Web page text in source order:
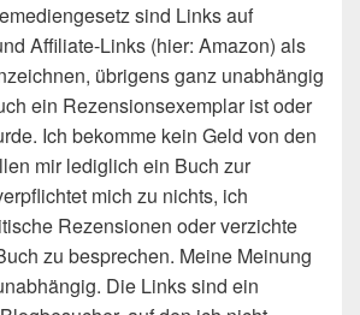
sind Links auf
Affiliate-Links (hier: Amazon) als
übrigens ganz unabhängig
ein Rezensionsexemplar ist oder
Ich bekomme kein Geld von den
mir lediglich ein Buch zur
mich zu nichts, ich
Rezensionen oder verzichte
zu besprechen. Meine Meinung
Die Links sind ein